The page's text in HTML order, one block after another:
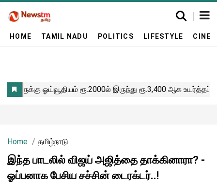
HOME TAMIL NADU POLITICS LIFESTYLE
Home தமிழ்நாடு
இந்த பாடலில் விஜய் அஜித்தை தாக்கினாரா? -
ஓப்பனாக பேசிய சச்சின் டைரக்டர்..!